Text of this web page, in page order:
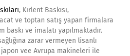
, Kırlent Baskısı,
ve toptan satış yapan firmalara
baskı ve imalatı yapılmaktadır.
zarar vermeyen lisanlı
vee Avrupa makineleri ile